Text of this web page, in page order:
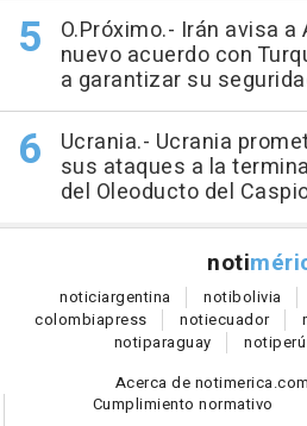
O.Próximo.- Irán avisa
nuevo acuerdo con
a garantizar su
Ucrania.- Ucrania
sus ataques a la
del Oleoducto del
noti
noticiargentina notibolivia
colombiapress notiecuador
notiparaguay notiperú
Acerca de notimerica.com
Cumplimiento normativo